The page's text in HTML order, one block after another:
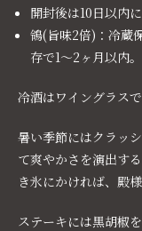
開封後は10日以内
鴒(旨味2倍)：冷蔵
存で1～2ヶ月以内。
冷酒はワイングラス
暑い季節にはクラッ
て爽やかさを演出す
き氷にかければ、殿
ステーキには黒胡椒